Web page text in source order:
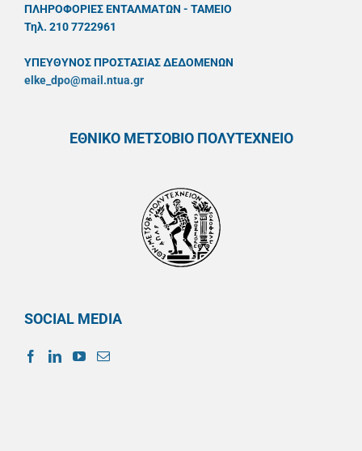
ΠΛΗΡΟΦΟΡΙΕΣ ΕΝΤΑΛΜΑΤΩΝ - ΤΑΜΕΙΟ
Τηλ. 210 7722961
ΥΠΕΥΘYΝΟΣ ΠΡΟΣΤΑΣΙΑΣ ΔΕΔΟΜΕΝΩΝ
elke_dpo@mail.ntua.gr
ΕΘΝΙΚΟ ΜΕΤΣΟΒΙΟ ΠΟΛΥΤΕΧΝΕΙΟ
SOCIAL MEDIA